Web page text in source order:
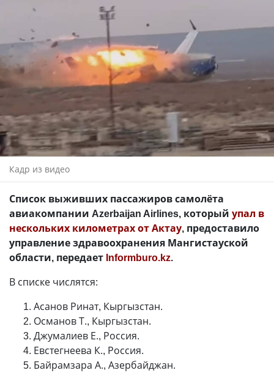
Кадр из видео
Список выживших пассажиров самолёта
авиакомпании Azerbaijan Airlines, который упал в
нескольких километрах от Актау, предоставило
управление здравоохранения Мангистауской
области, передает Informburo.kz.
В списке числятся:
Асанов Ринат, Кыргызстан.
Османов Т., Кыргызстан.
Джумалиев Е., Россия.
Евстегнеева К., Россия.
Байрамзара А., Азербайджан.